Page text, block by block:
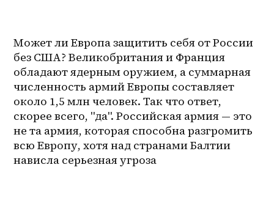
Может ли Европа защитить себя от России
без США? Великобритания и Франция
обладают ядерным оружием, а суммарная
численность армий Европы составляет
около 1,5 млн человек. Так что ответ,
скорее всего, "да". Российская армия — это
не та армия, которая способна разгромить
всю Европу, хотя над странами Балтии
нависла серьезная угроза